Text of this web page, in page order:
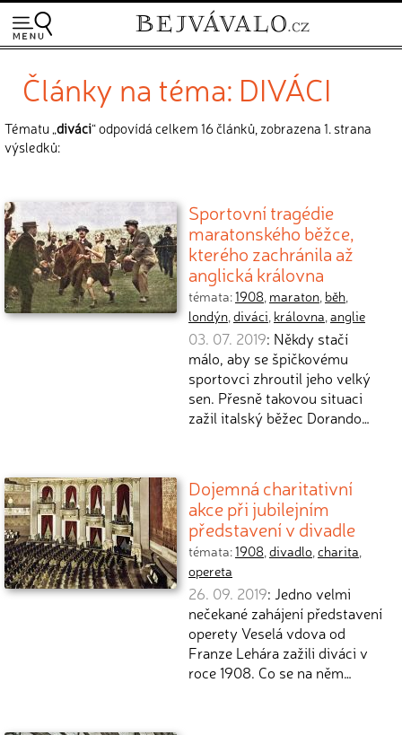
Články na téma: DIVÁCI
Tématu „diváci“ odpovídá celkem 16 článků, zobrazena 1. strana
výsledků:
Sportovní tragédie
maratonského běžce,
kterého zachránila až
anglická královna
témata:1908, maraton, běh,
londýn,diváci, královna,anglie
03. 07. 2019: Někdy stačí
málo, aby se špičkovému
sportovci zhroutil jeho velký
sen. Přesně takovou situaci
zažil italský běžec Dorando…
Dojemná charitativní
akce při jubilejním
představení v divadle
témata:1908,divadlo,charita,
opereta
26. 09. 2019: Jedno velmi
nečekané zahájení představení
operety Veselá vdova od
Franze Lehára zažili diváci v
roce 1908. Co se na něm…